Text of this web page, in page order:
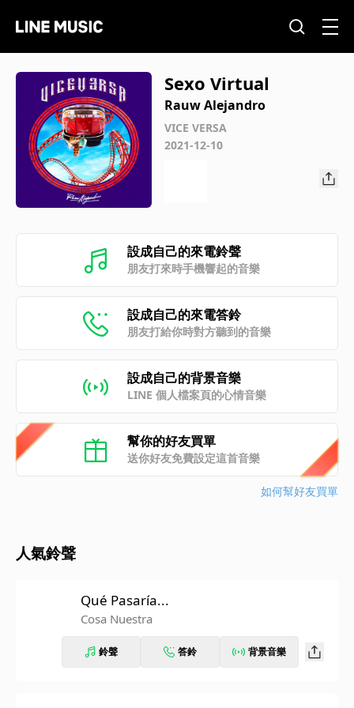
Sexo Virtual
Rauw Alejandro
VICE VERSA
2021-12-10
設成自己的來電鈴聲
朋友打來時手機響起的音樂
設成自己的來電答鈴
朋友打給你時對方聽到的音樂
設成自己的背景音樂
LINE 個人檔案頁的心情音樂
幫你的好友買單
送你好友免費設定這首音樂
如何幫好友買單
人氣鈴聲
Qué Pasaría...
Cosa Nuestra
鈴聲 答鈴 背景音樂